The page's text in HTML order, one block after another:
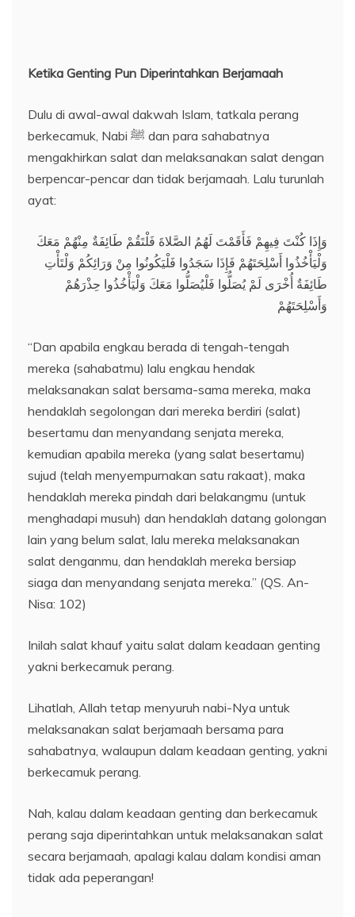
Ketika Genting Pun Diperintahkan Berjamaah
Dulu di awal-awal dakwah Islam, tatkala perang
berkecamuk, Nabi ﷺ dan para sahabatnya
mengakhirkan salat dan melaksanakan salat dengan
berpencar-pencar dan tidak berjamaah. Lalu turunlah
ayat:
وَإِذَا كُنْتَ فِيهِمْ فَأَقَمْتَ لَهُمُ الصَّلاةَ فَلْتَقُمْ طَائِفَةٌ مِنْهُمْ مَعَكَ
وَلْيَأْخُذُوا أَسْلِحَتَهُمْ فَإِذَا سَجَدُوا فَلْيَكُونُوا مِنْ وَرَائِكُمْ وَلْتَأْتِ
طَائِفَةٌ أُخْرَى لَمْ يُصَلُّوا فَلْيُصَلُّوا مَعَكَ وَلْيَأْخُذُوا حِذْرَهُمْ
وَأَسْلِحَتَهُمْ
“Dan apabila engkau berada di tengah-tengah
mereka (sahabatmu) lalu engkau hendak
melaksanakan salat bersama-sama mereka, maka
hendaklah segolongan dari mereka berdiri (salat)
besertamu dan menyandang senjata mereka,
kemudian apabila mereka (yang salat besertamu)
sujud (telah menyempurnakan satu rakaat), maka
hendaklah mereka pindah dari belakangmu (untuk
menghadapi musuh) dan hendaklah datang golongan
lain yang belum salat, lalu mereka melaksanakan
salat denganmu, dan hendaklah mereka bersiap
siaga dan menyandang senjata mereka.” (QS. An-
Nisa: 102)
Inilah salat khauf yaitu salat dalam keadaan genting
yakni berkecamuk perang.
Lihatlah, Allah tetap menyuruh nabi-Nya untuk
melaksanakan salat berjamaah bersama para
sahabatnya, walaupun dalam keadaan genting, yakni
berkecamuk perang.
Nah, kalau dalam keadaan genting dan berkecamuk
perang saja diperintahkan untuk melaksanakan salat
secara berjamaah, apalagi kalau dalam kondisi aman
tidak ada peperangan!